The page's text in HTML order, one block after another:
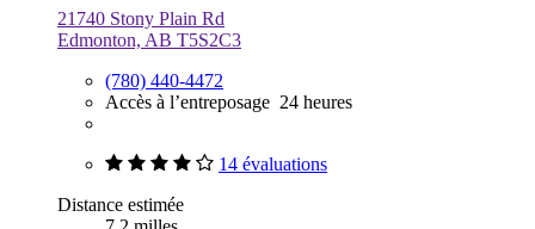
21740 Stony Plain Rd
Edmonton, AB T5S2C3
(780) 440-4472
Accès à l’entreposage 24 heures
14 évaluations
Distance estimée